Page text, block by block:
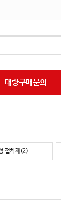
대량구매문의
접착제(2)